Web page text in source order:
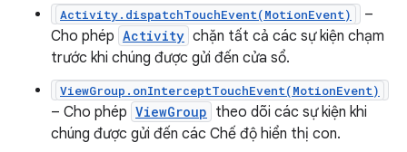
Activity.dispatchTouchEvent(MotionEvent)
–
Cho phép Activity chặn tất cả các sự kiện chạm
trước khi chúng được gửi đến cửa sổ.
ViewGroup.onInterceptTouchEvent(MotionEvent)
– Cho phép ViewGroup theo dõi các sự kiện khi
chúng được gửi đến các Chế độ hiển thị con.